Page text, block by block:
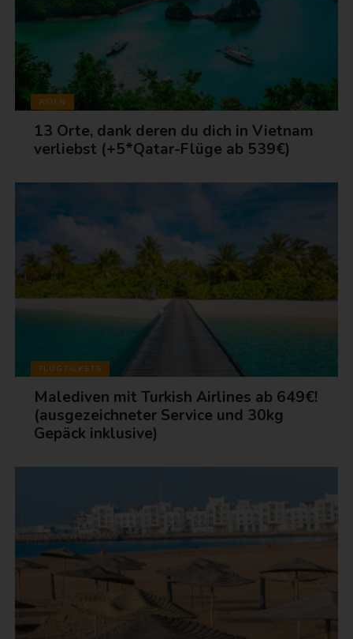
ASIEN
13 Orte, dank deren du dich in Vietnam
verliebst (+5*Qatar-Flüge ab 539€)
FLUGTICKETS
Malediven mit Turkish Airlines ab 649€!
(ausgezeichneter Service und 30kg
Gepäck inklusive)